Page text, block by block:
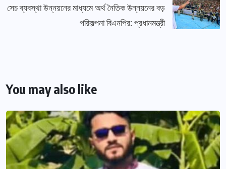
সেচ ব্যবস্থা উন্নয়নের মাধ্যমে অর্থ নৈতিক উন্নয়নের বড়
পরিকল্পনা বিএনপির: প্রধানমন্ত্রী
You may also like